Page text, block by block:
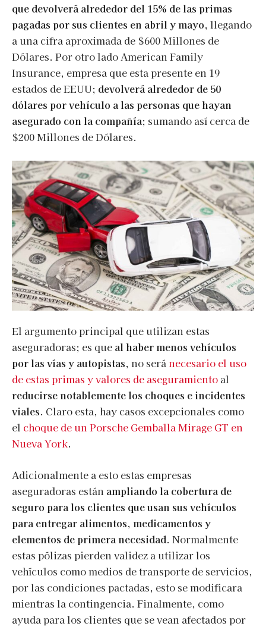
que devolverá alrededor del 15% de las primas
pagadas por sus clientes en abril y mayo, llegando
a una cifra aproximada de $600 Millones de
Dólares. Por otro lado American Family
Insurance, empresa que esta presente en 19
estados de EEUU; devolverá alrededor de 50
dólares por vehículo a las personas que hayan
asegurado con la compañía; sumando así cerca de
$200 Millones de Dólares.
El argumento principal que utilizan estas
aseguradoras; es que al haber menos vehículos
por las vías y autopistas, no seránecesario el uso
de estas primas y valores de aseguramiento al
reducirse notablemente los choques e incidentes
viales. Claro esta, hay casos excepcionales como
el choque de un Porsche Gemballa Mirage GT en
Nueva York.
Adicionalmente a esto estas empresas
aseguradoras están ampliando la cobertura de
seguro para los clientes que usan sus vehículos
para entregar alimentos, medicamentos y
elementos de primera necesidad. Normalmente
estas pólizas pierden validez a utilizar los
vehículos como medios de transporte de servicios,
por las condiciones pactadas, esto se modificara
mientras la contingencia. Finalmente, como
ayuda para los clientes que se vean afectados por